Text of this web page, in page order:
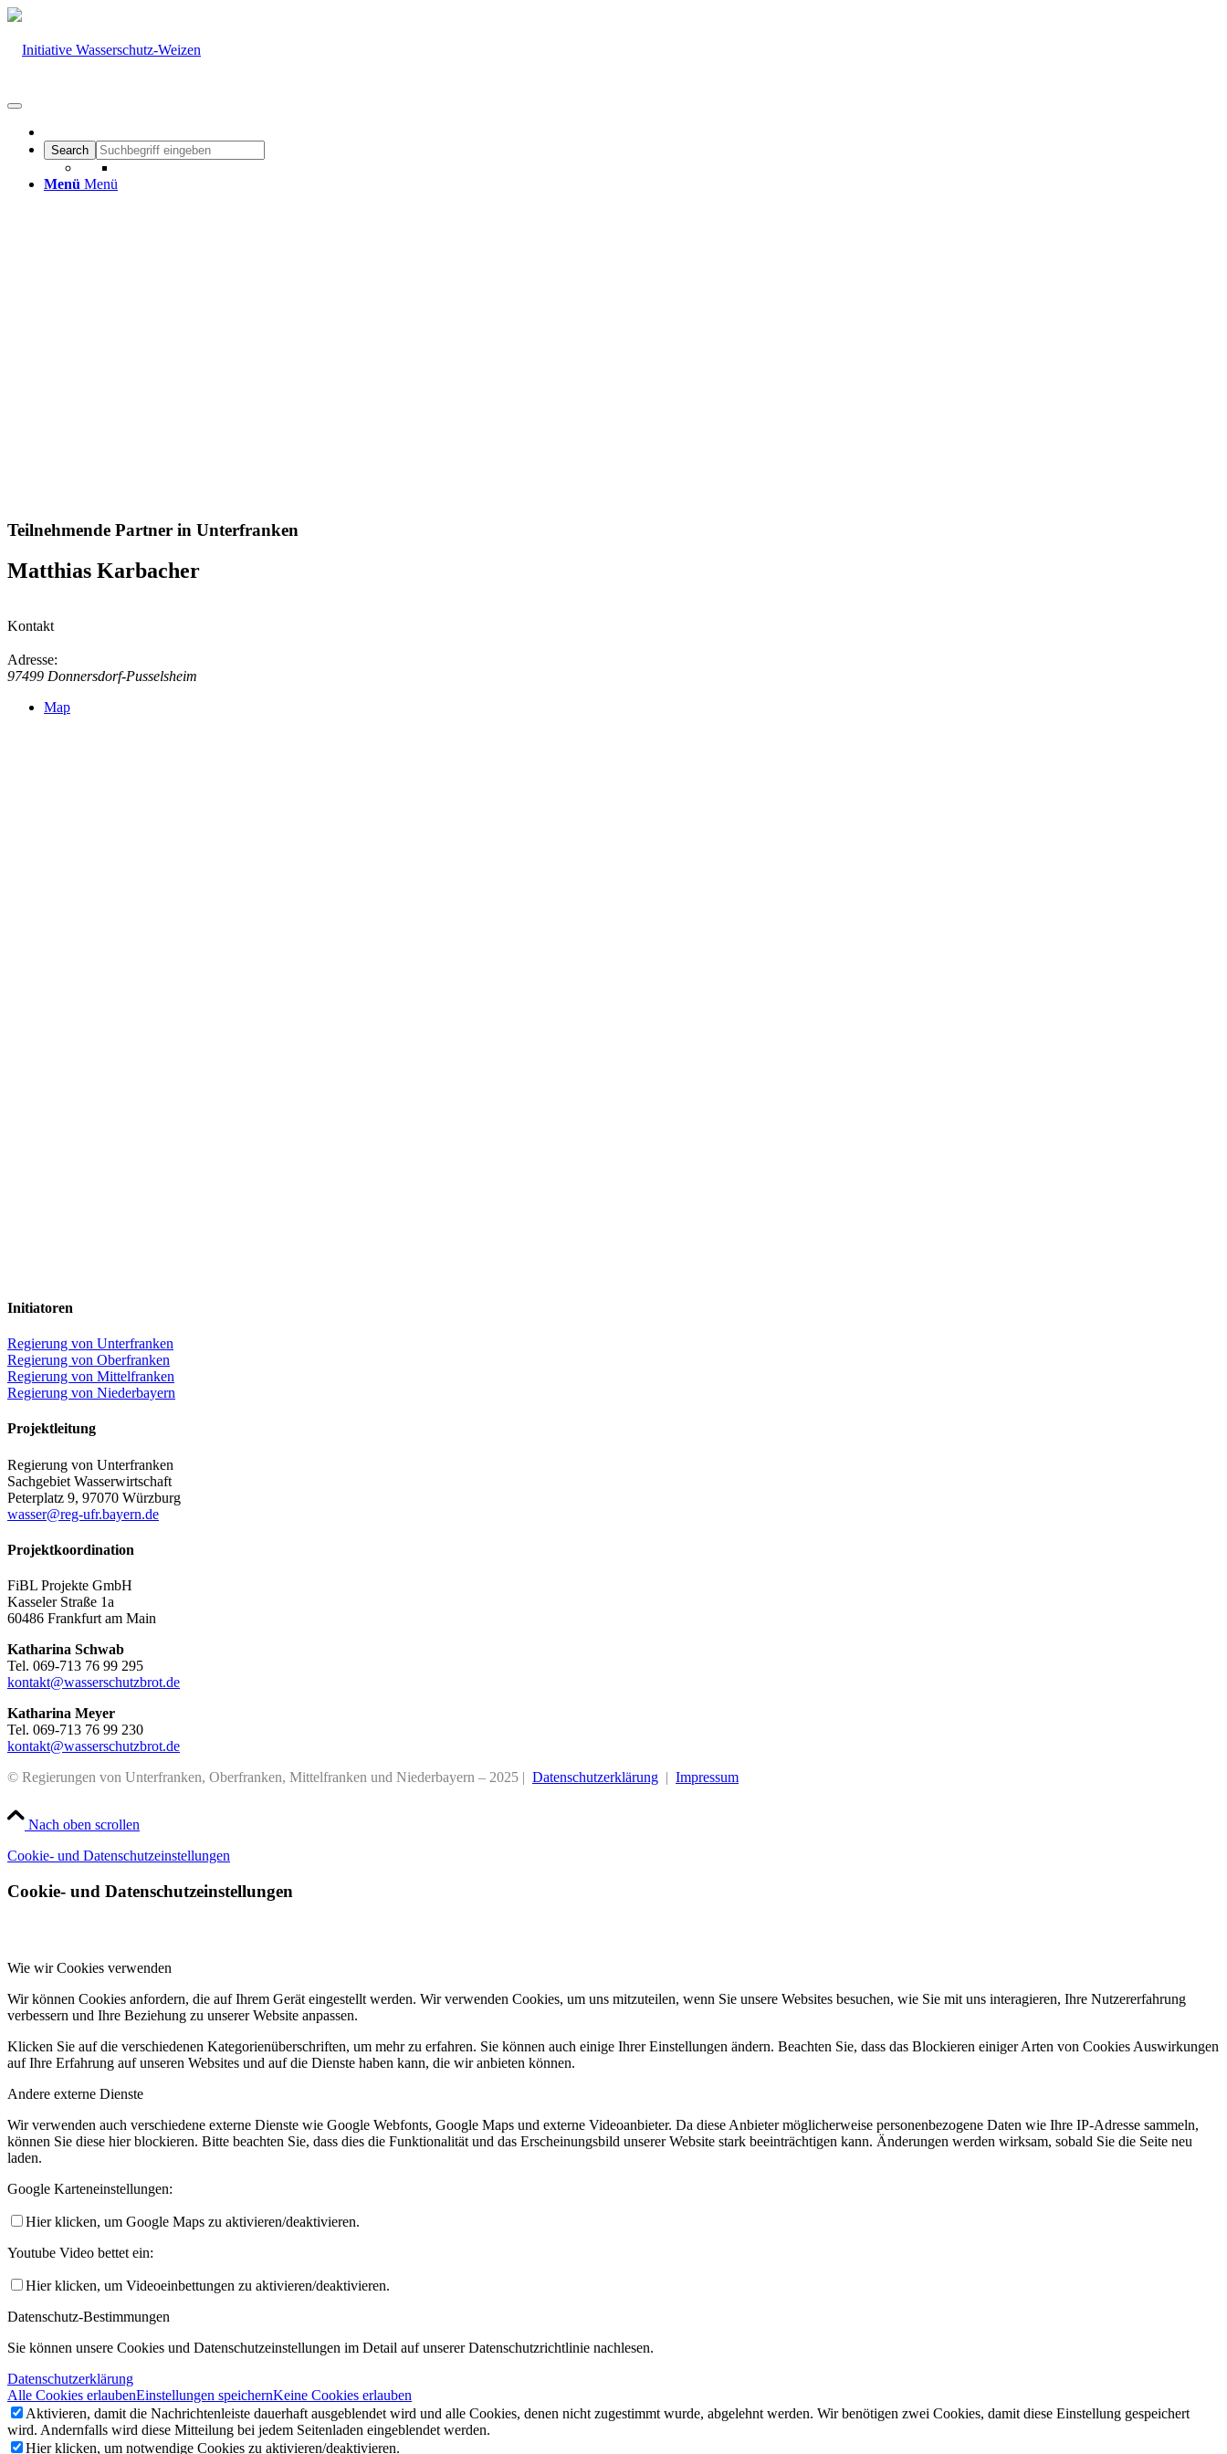
Menü Menü
Teilnehmende Partner in Unterfranken
Matthias Karbacher
Kontakt
Adresse:
97499 Donnersdorf-Pusselsheim
Map
Initiatoren
Regierung von Unterfranken
Regierung von Oberfranken
Regierung von Mittelfranken
Regierung von Niederbayern
Projektleitung
Regierung von Unterfranken
Sachgebiet Wasserwirtschaft
Peterplatz 9, 97070 Würzburg
wasser@reg-ufr.bayern.de
Projektkoordination
FiBL Projekte GmbH
Kasseler Straße 1a
60486 Frankfurt am Main
Katharina Schwab
Tel. 069-713 76 99 295
kontakt@wasserschutzbrot.de
Katharina Meyer
Tel. 069-713 76 99 230
kontakt@wasserschutzbrot.de
© Regierungen von Unterfranken, Oberfranken, Mittelfranken und Niederbayern – 2025 | Datenschutzerklärung | Impressum
Nach oben scrollen
Cookie- und Datenschutzeinstellungen
Cookie- und Datenschutzeinstellungen
Wie wir Cookies verwenden
Wir können Cookies anfordern, die auf Ihrem Gerät eingestellt werden. Wir verwenden Cookies, um uns mitzuteilen, wenn Sie unsere Websites besuchen, wie Sie mit uns interagieren, Ihre Nutzererfahrung
verbessern und Ihre Beziehung zu unserer Website anpassen.
Klicken Sie auf die verschiedenen Kategorienüberschriften, um mehr zu erfahren. Sie können auch einige Ihrer Einstellungen ändern. Beachten Sie, dass das Blockieren einiger Arten von Cookies Auswirkungen
auf Ihre Erfahrung auf unseren Websites und auf die Dienste haben kann, die wir anbieten können.
Andere externe Dienste
Wir verwenden auch verschiedene externe Dienste wie Google Webfonts, Google Maps und externe Videoanbieter. Da diese Anbieter möglicherweise personenbezogene Daten wie Ihre IP-Adresse sammeln,
können Sie diese hier blockieren. Bitte beachten Sie, dass dies die Funktionalität und das Erscheinungsbild unserer Website stark beeinträchtigen kann. Änderungen werden wirksam, sobald Sie die Seite neu
laden.
Google Karteneinstellungen:
Hier klicken, um Google Maps zu aktivieren/deaktivieren.
Youtube Video bettet ein:
Hier klicken, um Videoeinbettungen zu aktivieren/deaktivieren.
Datenschutz-Bestimmungen
Sie können unsere Cookies und Datenschutzeinstellungen im Detail auf unserer Datenschutzrichtlinie nachlesen.
Datenschutzerklärung
Alle Cookies erlaubenEinstellungen speichernKeine Cookies erlauben
Aktivieren, damit die Nachrichtenleiste dauerhaft ausgeblendet wird und alle Cookies, denen nicht zugestimmt wurde, abgelehnt werden. Wir benötigen zwei Cookies, damit diese Einstellung gespeichert
wird. Andernfalls wird diese Mitteilung bei jedem Seitenladen eingeblendet werden.
Hier klicken, um notwendige Cookies zu aktivieren/deaktivieren.